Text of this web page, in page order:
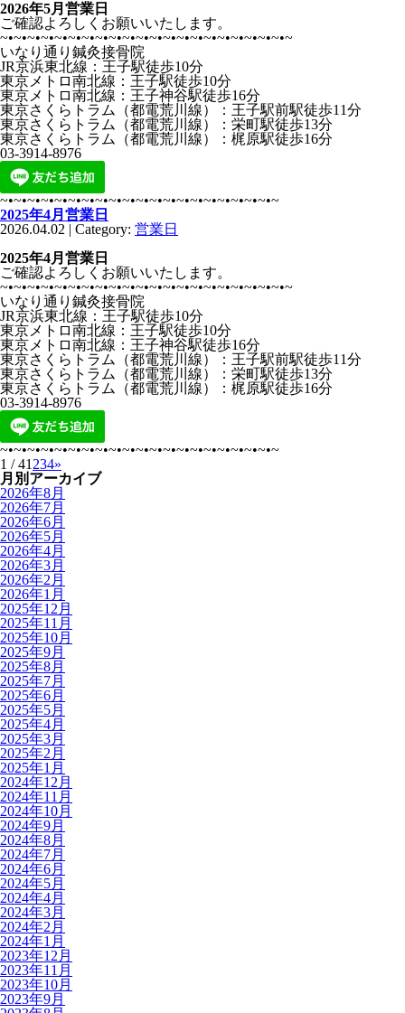
2026年5月営業日
ご確認よろしくお願いいたします。
~•~•~•~•~•~•~•~•~•~•~•~•~•~•~•~•~•~•~•~•~•~
いなり通り鍼灸接骨院
JR京浜東北線：王子駅徒歩10分
東京メトロ南北線：王子駅徒歩10分
東京メトロ南北線：王子神谷駅徒歩16分
東京さくらトラム（都電荒川線）：王子駅前駅徒歩11分
東京さくらトラム（都電荒川線）：栄町駅徒歩13分
東京さくらトラム（都電荒川線）：梶原駅徒歩16分
03-3914-8976
~•~•~•~•~•~•~•~•~•~•~•~•~•~•~•~•~•~•~•~•~
2025年4月営業日
2026.04.02 | Category: 営業日
2025年4月営業日
ご確認よろしくお願いいたします。
~•~•~•~•~•~•~•~•~•~•~•~•~•~•~•~•~•~•~•~•~•~
いなり通り鍼灸接骨院
JR京浜東北線：王子駅徒歩10分
東京メトロ南北線：王子駅徒歩10分
東京メトロ南北線：王子神谷駅徒歩16分
東京さくらトラム（都電荒川線）：王子駅前駅徒歩11分
東京さくらトラム（都電荒川線）：栄町駅徒歩13分
東京さくらトラム（都電荒川線）：梶原駅徒歩16分
03-3914-8976
~•~•~•~•~•~•~•~•~•~•~•~•~•~•~•~•~•~•~•~•~
1 / 41 234»
月別アーカイブ
2026年8月
2026年7月
2026年6月
2026年5月
2026年4月
2026年3月
2026年2月
2026年1月
2025年12月
2025年11月
2025年10月
2025年9月
2025年8月
2025年7月
2025年6月
2025年5月
2025年4月
2025年3月
2025年2月
2025年1月
2024年12月
2024年11月
2024年10月
2024年9月
2024年8月
2024年7月
2024年6月
2024年5月
2024年4月
2024年3月
2024年2月
2024年1月
2023年12月
2023年11月
2023年10月
2023年9月